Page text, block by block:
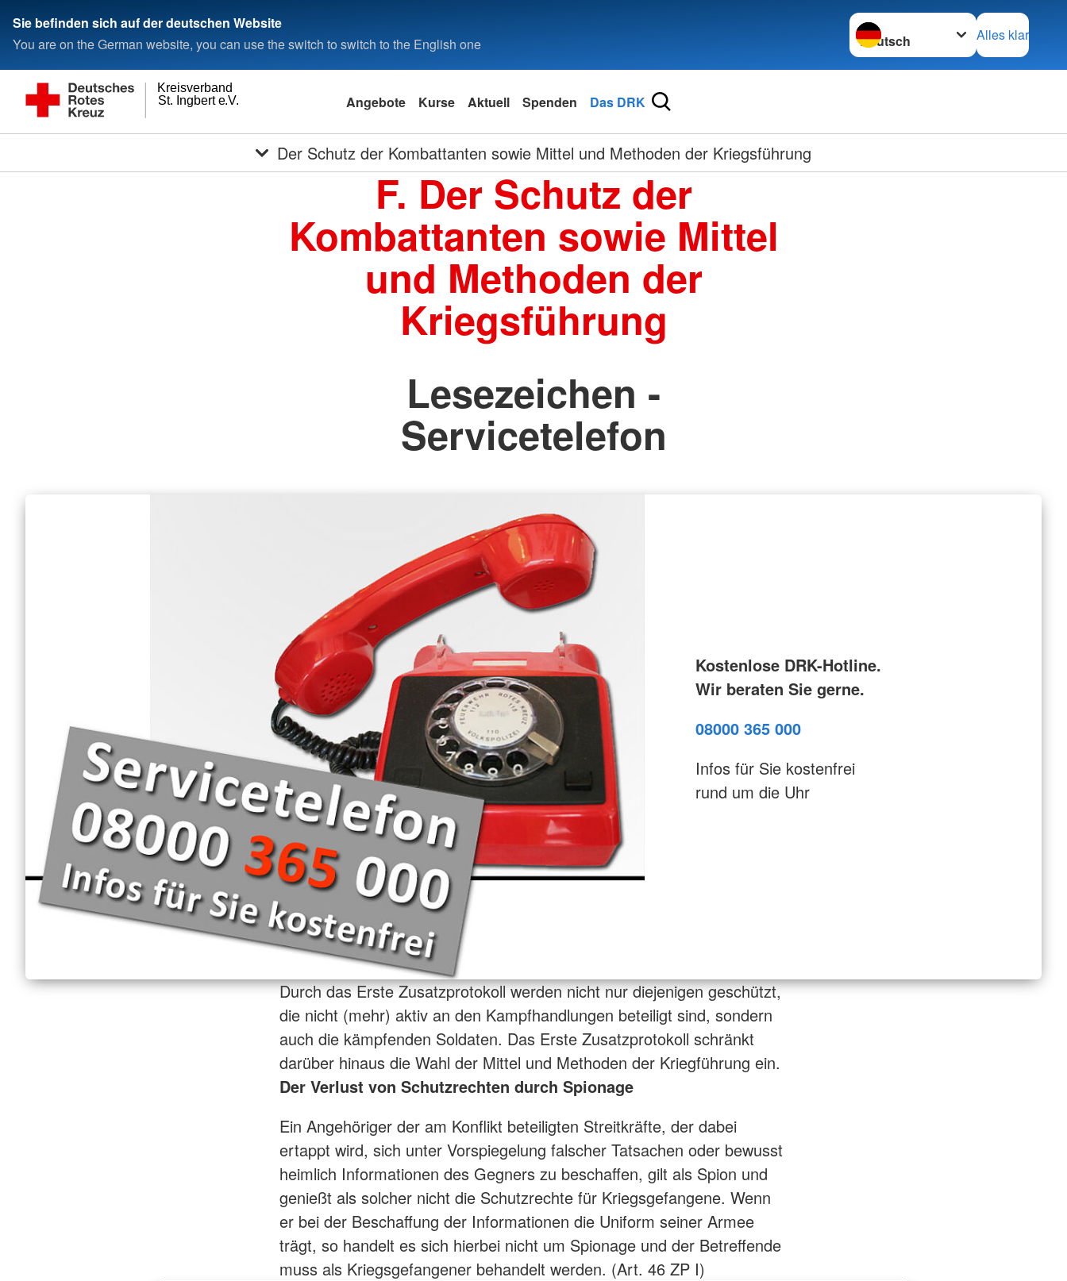
Sie befinden sich auf der deutschen Website
You are on the German website, you can use the switch to switch to the English one
Sprache wechseln zu
Alles klar
St. Ingbert e.V.
Kreisverband
Angebote Kurse Aktuell Spenden Das DRK
Der Schutz der Kombattanten sowie Mittel und Methoden der Kriegsführung
F. Der Schutz der
Kombattanten sowie Mittel
und Methoden der
Kriegsführung
Lesezeichen -
Servicetelefon
Kostenlose DRK-Hotline.
Wir beraten Sie gerne.
08000 365 000
Infos für Sie kostenfrei
rund um die Uhr
Durch das Erste Zusatzprotokoll werden nicht nur diejenigen geschützt,
die nicht (mehr) aktiv an den Kampfhandlungen beteiligt sind, sondern
auch die kämpfenden Soldaten. Das Erste Zusatzprotokoll schränkt
darüber hinaus die Wahl der Mittel und Methoden der Kriegführung ein.
Der Verlust von Schutzrechten durch Spionage
Ein Angehöriger der am Konflikt beteiligten Streitkräfte, der dabei
ertappt wird, sich unter Vorspiegelung falscher Tatsachen oder bewusst
heimlich Informationen des Gegners zu beschaffen, gilt als Spion und
genießt als solcher nicht die Schutzrechte für Kriegsgefangene. Wenn
er bei der Beschaffung der Informationen die Uniform seiner Armee
trägt, so handelt es sich hierbei nicht um Spionage und der Betreffende
muss als Kriegsgefangener behandelt werden. (Art. 46 ZP I)